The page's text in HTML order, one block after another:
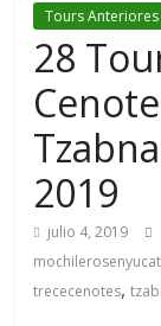
Tours Anteriores
28
2019
julio 4, 2019
trececenotes,